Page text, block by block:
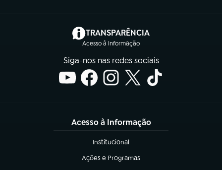
TRANSPARÊNCIA
Acesso à Informação
(abre em nova aba)
Siga-nos nas redes sociais
Acesso à Informação
Institucional
(abre em nova aba)
Ações e Programas
(abre em nova aba)